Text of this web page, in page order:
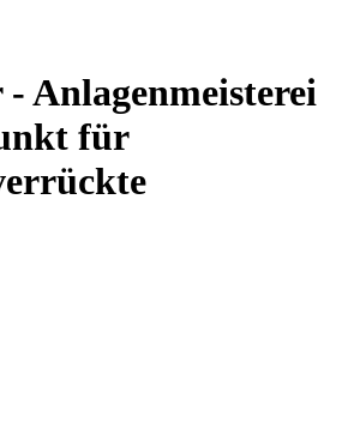
- Anlagenmeisterei
für